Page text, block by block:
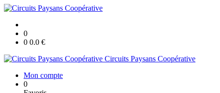
0
0 0.0 €
Circuits Paysans Coopérative
Mon compte
0